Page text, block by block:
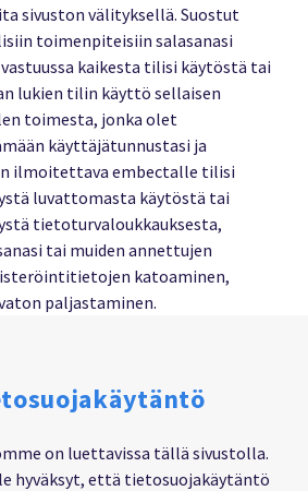
sivuston välityksellä. Suostut
toimenpiteisiin salasanasi
kaikesta tilisi käytöstä tai
lukien tilin käyttö sellaisen
toimesta, jonka olet
käyttäjätunnustasi ja
ilmoitettava embectalle tilisi
luvattomasta käytöstä tai
tietoturvaloukkauksesta,
tai muiden annettujen
katoaminen,
paljastaminen.
on luettavissa tällä sivustolla.
hyväksyt, että tietosuojakäytäntö